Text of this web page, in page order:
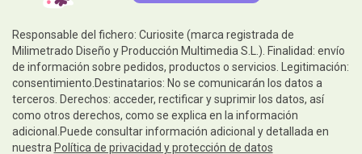
Responsable del fichero: Curiosite (marca registrada de
Milimetrado Diseño y Producción Multimedia S.L.). Finalidad: envío
de información sobre pedidos, productos o servicios. Legitimación:
consentimiento.Destinatarios: No se comunicarán los datos a
terceros. Derechos: acceder, rectificar y suprimir los datos, así
como otros derechos, como se explica en la información
adicional.Puede consultar información adicional y detallada en
nuestra Política de privacidad y protección de datos